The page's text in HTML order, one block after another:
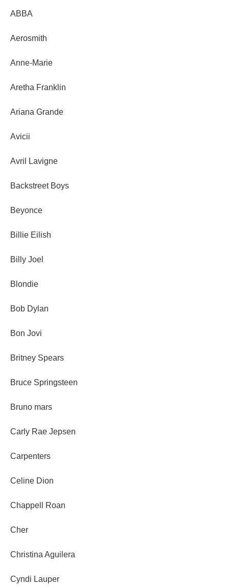
ABBA
Aerosmith
Anne-Marie
Aretha Franklin
Ariana Grande
Avicii
Avril Lavigne
Backstreet Boys
Beyonce
Billie Eilish
Billy Joel
Blondie
Bob Dylan
Bon Jovi
Britney Spears
Bruce Springsteen
Bruno mars
Carly Rae Jepsen
Carpenters
Celine Dion
Chappell Roan
Cher
Christina Aguilera
Cyndi Lauper